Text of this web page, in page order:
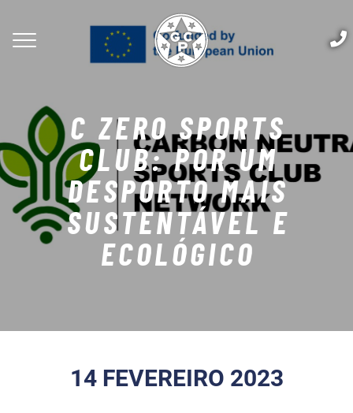
C ZERO SPORTS
CLUB: POR UM
DESPORTO MAIS
SUSTENTÁVEL E
ECOLÓGICO
14 FEVEREIRO 2023